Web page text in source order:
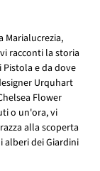
Marialucrezia,
racconti la storia
e da dove
Urquhart
Flower
o un'ora, vi
alla scoperta
alberi dei Giardini